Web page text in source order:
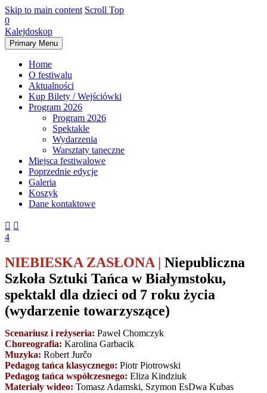
Skip to main content Scroll Top
0
Kalejdoskop
Primary Menu
Home
O festiwalu
Aktualności
Kup Bilety / Wejściówki
Program 2026
Program 2026
Spektakle
Wydarzenia
Warsztaty taneczne
Miejsca festiwalowe
Poprzednie edycje
Galeria
Koszyk
Dane kontaktowe
 
4
NIEBIESKA ZASŁONA | Niepubliczna
Szkoła Sztuki Tańca w Białymstoku,
spektakl dla dzieci od 7 roku życia
(wydarzenie towarzyszące)
Scenariusz i reżyseria: Paweł Chomczyk
Choreografia: Karolina Garbacik
Muzyka: Robert Jurčo
Pedagog tańca klasycznego: Piotr Piotrowski
Pedagog tańca współczesnego: Eliza Kindziuk
Materiały wideo: Tomasz Adamski, Szymon EsDwa Kubas